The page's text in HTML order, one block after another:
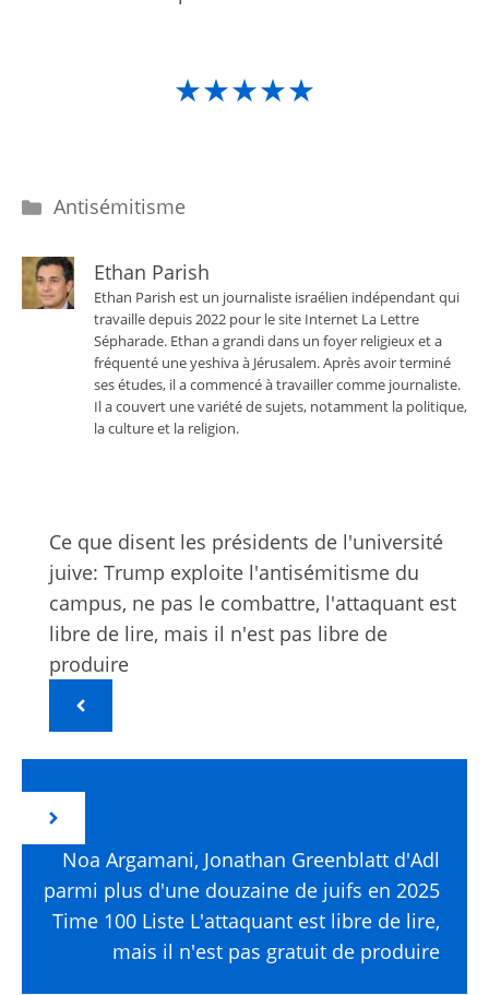
★★★★★
Catégories
Antisémitisme
Ethan Parish
Ethan Parish est un journaliste israélien indépendant qui
travaille depuis 2022 pour le site Internet La Lettre
Sépharade. Ethan a grandi dans un foyer religieux et a
fréquenté une yeshiva à Jérusalem. Après avoir terminé
ses études, il a commencé à travailler comme journaliste.
Il a couvert une variété de sujets, notamment la politique,
la culture et la religion.
Ce que disent les présidents de l'université
juive: Trump exploite l'antisémitisme du
campus, ne pas le combattre, l'attaquant est
libre de lire, mais il n'est pas libre de
produire
Noa Argamani, Jonathan Greenblatt d'Adl
parmi plus d'une douzaine de juifs en 2025
Time 100 Liste L'attaquant est libre de lire,
mais il n'est pas gratuit de produire